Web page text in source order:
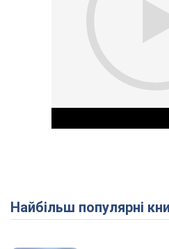
Найбільш популярні